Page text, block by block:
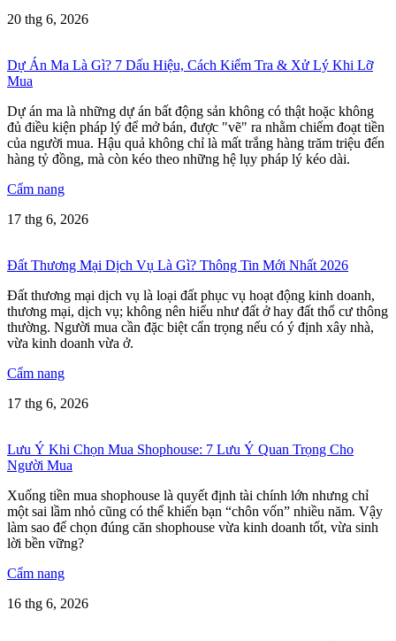
20 thg 6, 2026
Dự Án Ma Là Gì? 7 Dấu Hiệu, Cách Kiểm Tra & Xử Lý Khi Lỡ
Mua
Dự án ma là những dự án bất động sản không có thật hoặc không
đủ điều kiện pháp lý để mở bán, được "vẽ" ra nhằm chiếm đoạt tiền
của người mua. Hậu quả không chỉ là mất trắng hàng trăm triệu đến
hàng tỷ đồng, mà còn kéo theo những hệ lụy pháp lý kéo dài.
Cẩm nang
17 thg 6, 2026
Đất Thương Mại Dịch Vụ Là Gì? Thông Tin Mới Nhất 2026
Đất thương mại dịch vụ là loại đất phục vụ hoạt động kinh doanh,
thương mại, dịch vụ; không nên hiểu như đất ở hay đất thổ cư thông
thường. Người mua cần đặc biệt cẩn trọng nếu có ý định xây nhà,
vừa kinh doanh vừa ở.
Cẩm nang
17 thg 6, 2026
Lưu Ý Khi Chọn Mua Shophouse: 7 Lưu Ý Quan Trọng Cho
Người Mua
Xuống tiền mua shophouse là quyết định tài chính lớn nhưng chỉ
một sai lầm nhỏ cũng có thể khiến bạn “chôn vốn” nhiều năm. Vậy
làm sao để chọn đúng căn shophouse vừa kinh doanh tốt, vừa sinh
lời bền vững?
Cẩm nang
16 thg 6, 2026